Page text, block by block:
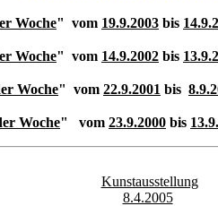
Woche" vom 19.9.2003 bis
Woche" vom 14.9.2002 bis
Woche" vom 22.9.2001 bis
Woche" vom 23.9.2000 bis
Kunstausstellung
8.4.2005